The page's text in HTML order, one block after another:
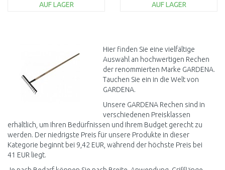
AUF LAGER
AUF LAGER
Vergleichen
Hier finden Sie eine vielfältige
Auswahl an hochwertigen Rechen
der renommierten Marke GARDENA.
Tauchen Sie ein in die Welt von
GARDENA.
Unsere GARDENA Rechen sind in
verschiedenen Preisklassen
erhältlich, um Ihren Bedürfnissen und Ihrem Budget gerecht zu
werden. Der niedrigste Preis für unsere Produkte in dieser
Kategorie beginnt bei 9,42 EUR, während der höchste Preis bei
41 EUR liegt.